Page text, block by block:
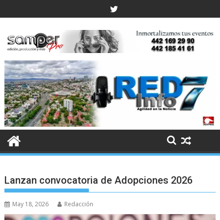
to
Lanzan convocatoria de Adopciones 2026
May 18, 2026 Redacción